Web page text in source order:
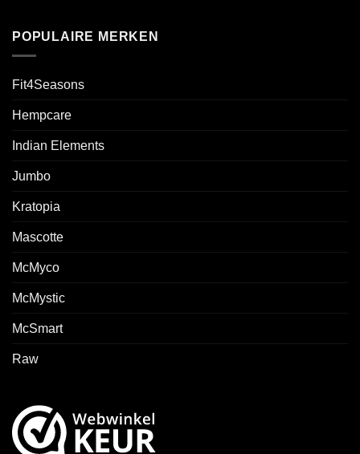
POPULAIRE MERKEN
Fit4Seasons
Hempcare
Indian Elements
Jumbo
Kratopia
Mascotte
McMyco
McMystic
McSmart
Raw